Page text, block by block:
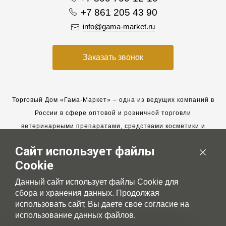
+7 861 205 43 90
info@gama-market.ru
Заказать звонок
Торговый Дом «Гама-Маркет» – одна из ведущих компаний в
России в сфере оптовой и розничной торговли
ветеринарными препаратами, средствами косметики и
Мы работаем с 2005 года. Мы приглашаем к сотрудничеству
новых клиентов и всегда рассчитываем на взаимовыгодные,
долгосрочные партнерские отношения.
Сайт использует файлы
Cookie
Данный сайт использует файлы Cookie для
сбора и хранения данных. Продолжая
использовать сайт, Вы даете свое согласие на
использование данных файлов.